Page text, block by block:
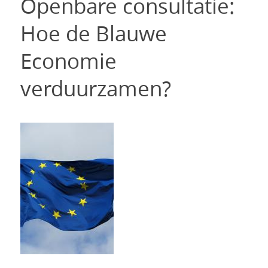
Openbare consultatie:
Hoe de Blauwe
Economie
verduurzamen?